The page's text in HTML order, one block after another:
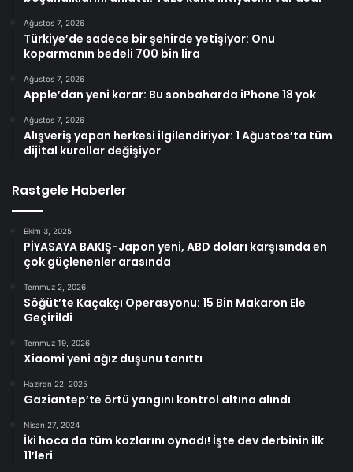
Ağustos 7, 2026
Türkiye’de sadece bir şehirde yetişiyor: Onu
koparmanın bedeli 700 bin lira
Ağustos 7, 2026
Apple’dan yeni karar: Bu sonbaharda iPhone 18 yok
Ağustos 7, 2026
Alışveriş yapan herkesi ilgilendiriyor: 1 Ağustos’ta tüm
dijital kurallar değişiyor
Rastgele Haberler
Ekim 3, 2025
PİYASAYA BAKIŞ-Japon yeni, ABD doları karşısında en
çok güçlenenler arasında
Temmuz 2, 2026
Söğüt’te Kaçakçı Operasyonu: 15 Bin Makaron Ele
Geçirildi
Temmuz 19, 2026
Xiaomi yeni ağız duşunu tanıttı
Haziran 22, 2025
Gaziantep’te örtü yangını kontrol altına alındı
Nisan 27, 2024
İki hoca da tüm kozlarını oynadı! İşte dev derbinin ilk
11’leri